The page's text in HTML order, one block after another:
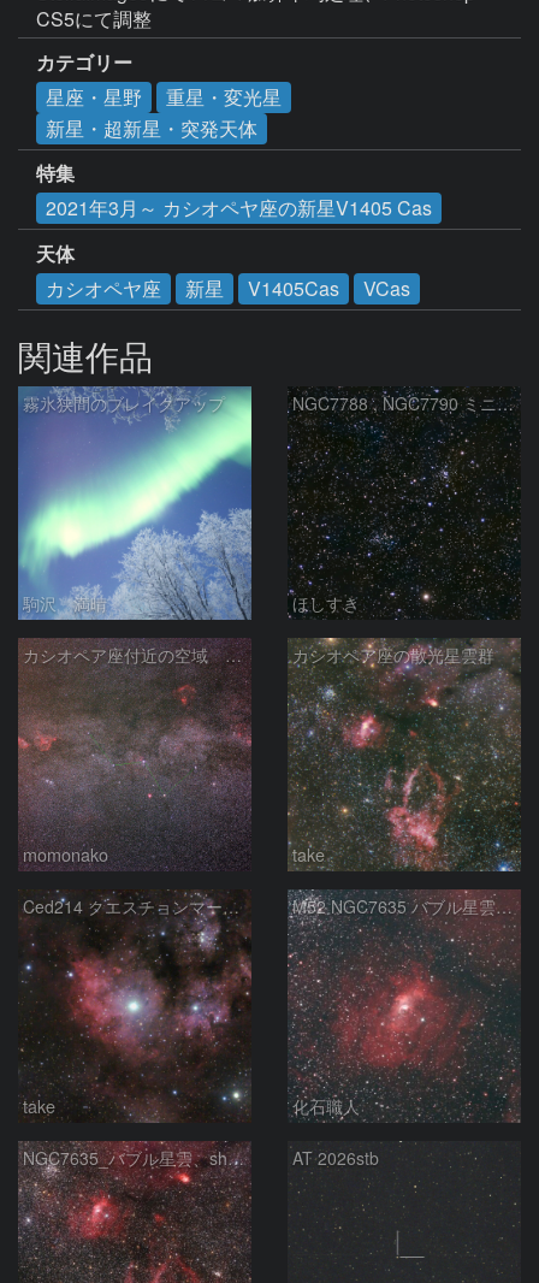
CS5にて調整
カテゴリー
星座・星野
重星・変光星
新星・超新星・突発天体
特集
2021年3月～ カシオペヤ座の新星V1405 Cas
天体
カシオペヤ座
新星 V1405Cas VCas
関連作品
霧氷狭間のブレイクアップ
駒沢 満晴
NGC7788 , NGC7790 ミニ二重星団
ほしすき
カシオペア座付近の空域 260720
momonako
カシオペア座の散光星雲群
take
Ced214 クエスチョンマーク星雲の“心臓部”
take
M52 NGC7635 バブル星雲 Sh2-159 カシオペア座
化石職人
NGC7635_バブル星雲、sh2-157_くわがた星雲 AT 2026stb